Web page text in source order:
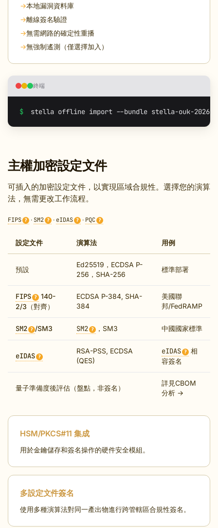
→本地漏洞資料庫
→離線簽名驗證
→無需網路的確定性重播
→無強制遙測（僅選擇加入）
終端
$
主權加密設定文件
可插入的加密設定文件，以實現區域合規性。選擇您的演算
法，無需更改工作流程。
FIPS ? · SM2 ? · eIDAS ? · PQC ?
設定文件 演算法 用例
預設
Ed25519，ECDSA P-
256，SHA-256
標準部署
FIPS ?
140-
2/3（對齊）
ECDSA P-384, SHA-
384
美國聯
邦/FedRAMP
SM2 ? /SM3 SM2 ? ，SM3 中國國家標準
eIDAS ?
RSA-PSS, ECDSA
(QES)
eIDAS ?
相
容簽名
量子準備度後評估（盤點，非簽名）
詳見CBOM
分析 →
HSM/PKCS#11 集成
用於金鑰儲存和簽名操作的硬件安全模組。
多設定文件簽名
使用多種演算法對同一產出物進行跨管轄區合規性簽名。